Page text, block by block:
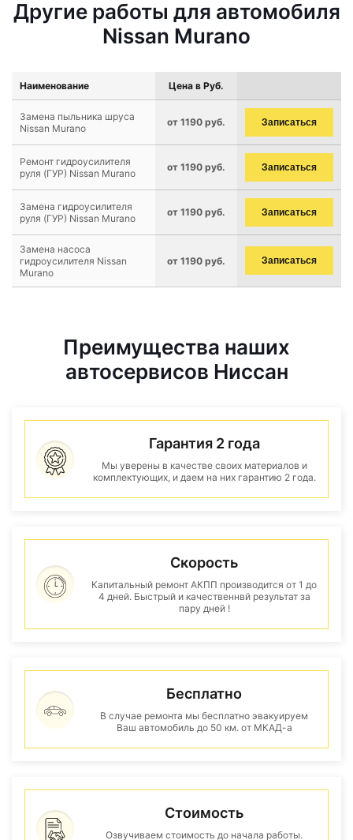
Другие работы для автомобиля
Nissan Murano
Наименование Цена в Руб.
Замена пыльника шруса
Nissan Murano
от 1190 руб. Записаться
Ремонт гидроусилителя
руля (ГУР) Nissan Murano
от 1190 руб. Записаться
Замена гидроусилителя
руля (ГУР) Nissan Murano
от 1190 руб. Записаться
Замена насоса
гидроусилителя Nissan
Murano
от 1190 руб. Записаться
Преимущества наших
автосервисов Ниссан
Гарантия 2 года
Мы уверены в качестве своих материалов и
комплектующих, и даем на них гарантию 2 года.
Скорость
Капитальный ремонт АКПП производится от 1 до
4 дней. Быстрый и качественнвй результат за
пару дней !
Бесплатно
В случае ремонта мы бесплатно эвакуируем
Ваш автомобиль до 50 км. от МКАД-а
Стоимость
Озвучиваем стоимость до начала работы.